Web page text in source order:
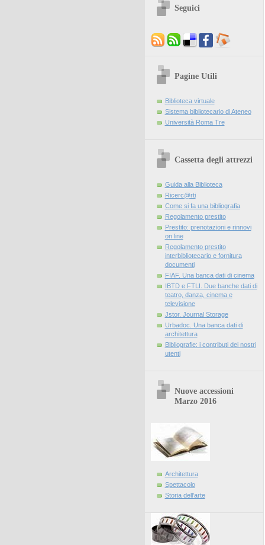
Seguici
Pagine Utili
Biblioteca virtuale
Sistema bibliotecario di Ateneo
Università Roma Tre
Cassetta degli attrezzi
Guida alla Biblioteca
Ricerc@rti
Come si fa una bibliografia
Regolamento prestito
Prestito: prenotazioni e rinnovi
on line
Regolamento prestito
interbibliotecario e fornitura
documenti
FIAF. Una banca dati di cinema
IBTD e FTLI. Due banche dati di
teatro, danza, cinema e
televisione
Jstor. Journal Storage
Urbadoc. Una banca dati di
architettura
Bibliografie: i contributi dei nostri
utenti
Nuove accessioni
Marzo 2016
Architettura
Spettacolo
Storia dell'arte